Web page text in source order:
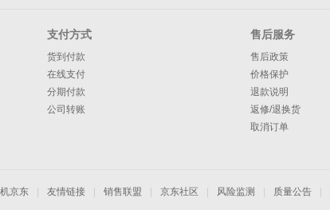
支付方式
货到付款
在线支付
分期付款
公司转账
售后服务
售后政策
价格保护
退款说明
返修/退换货
取消订单
京东 友情链接 销售联盟 京东社区 风险监测 质量公告